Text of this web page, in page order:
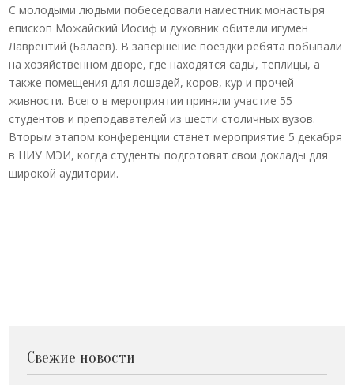
С молодыми людьми побеседовали наместник монастыря
епископ Можайский Иосиф и духовник обители игумен
Лаврентий (Балаев). В завершение поездки ребята побывали
на хозяйственном дворе, где находятся сады, теплицы, а
также помещения для лошадей, коров, кур и прочей
живности. Всего в мероприятии приняли участие 55
студентов и преподавателей из шести столичных вузов.
Вторым этапом конференции станет мероприятие 5 декабря
в НИУ МЭИ, когда студенты подготовят свои доклады для
широкой аудитории.
Свежие новости